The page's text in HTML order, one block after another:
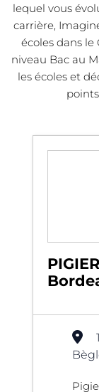
lequel vous
carrière,
écoles dans le
niveau Bac au
les écoles et